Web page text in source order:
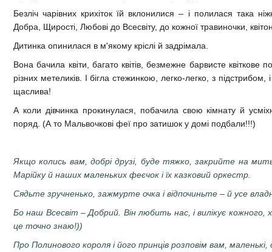
Безліч чарівних крихіток їй вклонилися – і полилася така
Добра, Щирості, Любові до Всесвіту, до кожної травиночки,
Дитинка опинилася в м'якому кріслі й задрімала.
Вона бачила квіти, багато квітів, безмежне барвисте квіткове
різних метеликів. І бігла стежинкою, легко-легко, з
щаслива!
А коли дівчинка прокинулася, побачила свою кімнату й
поряд. (А то Мальвочкові феї про затишок у домі подбали!!!)
Якщо колись вам, добрі друзі, буде тяжко, закрийте на
Марійку й наших маленьких феєчок і їх казковий оркестр.
Сядьте зручненько, зажмурте очка і відпочиньте – й усе
Бо наш Всесвіт – Добрий. Він любить нас, і вилікує кожного,
це точно знаю!))
Про Полинового короля і його принців розповім вам, маленькі,